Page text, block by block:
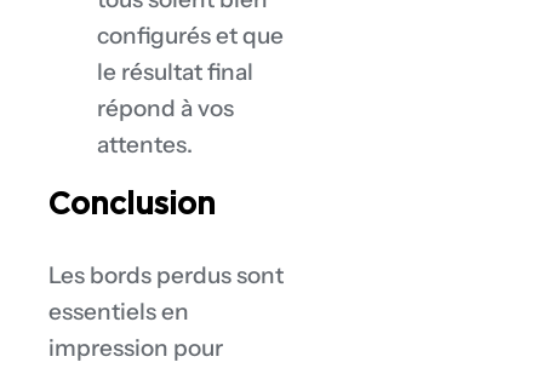
configurés et que
le résultat final
répond à vos
attentes.
Conclusion
Les bords perdus sont
essentiels en
impression pour